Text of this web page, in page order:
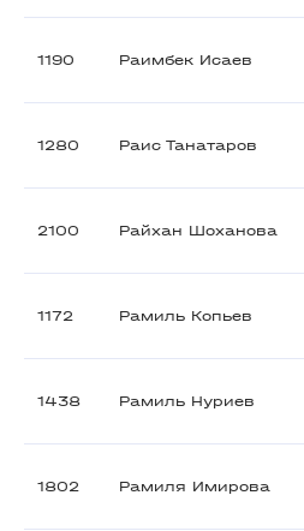
1190 Раимбек Исаев
1280 Раис Танатаров
2100 Райхан Шоханова
1172 Рамиль Копьев
1438 Рамиль Нуриев
1802 Рамиля Имирова